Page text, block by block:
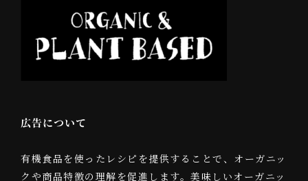
広告について
有機食品を使ったレシピを提供することで、オーガニッ
クや商品特徴の理解を促進します。美味しいオーガニッ